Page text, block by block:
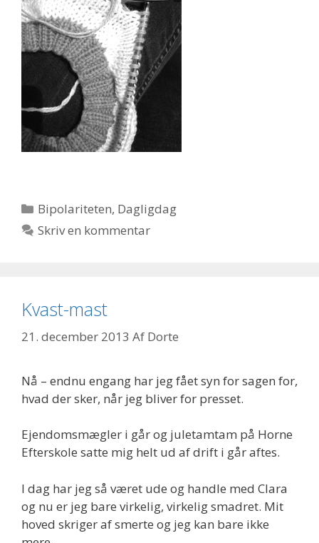
Kategorier
Bipolariteten, Dagligdag
Skriv en kommentar
Kvast-mast
21. december 2013 Af Dorte
Nå – endnu engang har jeg fået syn for sagen for,
hvad der sker, når jeg bliver for presset.
Ejendomsmægler i går og juletamtam på Horne
Efterskole satte mig helt ud af drift i går aftes.
I dag har jeg så været ude og handle med Clara
og nu er jeg bare virkelig, virkelig smadret. Mit
hoved skriger af smerte og jeg kan bare ikke